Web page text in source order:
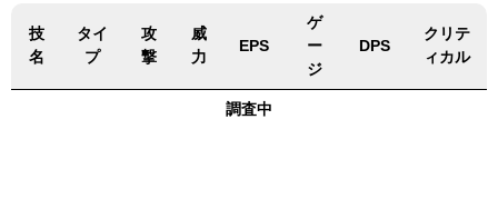
技
名
タイ
プ
攻
撃
威
力
EPS
ゲ
ー
ジ
DPS
クリテ
ィカル
調査中